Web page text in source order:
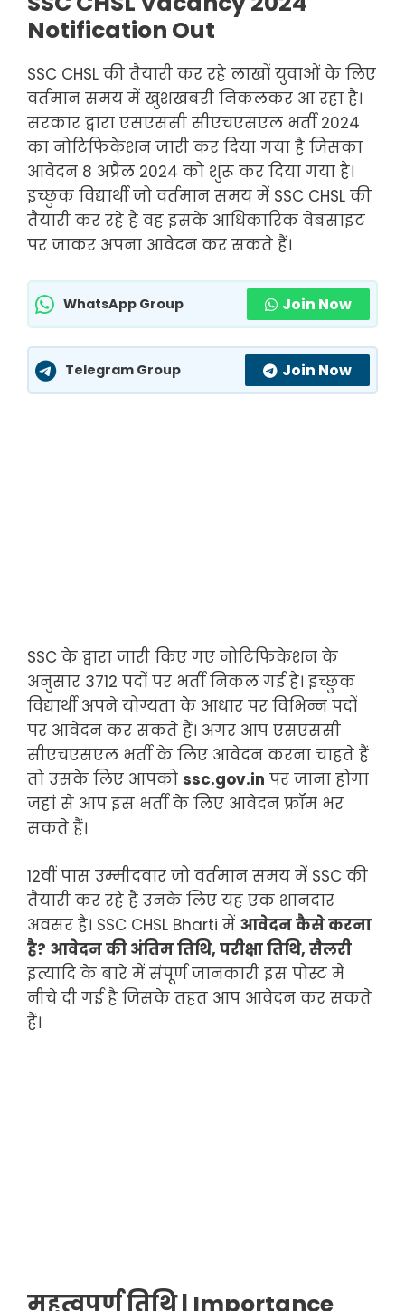
Notification Out
SSC CHSL की तैयारी कर रहे लाखों युवाओं के लिए
वर्तमान समय में खुशखबरी निकलकर आ रहा है।
सरकार द्वारा एसएससी सीएचएसएल भर्ती 2024
का नोटिफिकेशन जारी कर दिया गया है जिसका
आवेदन 8 अप्रैल 2024 को शुरू कर दिया गया है।
इच्छुक विद्यार्थी जो वर्तमान समय में SSC CHSL की
तैयारी कर रहे हैं वह इसके आधिकारिक वेबसाइट
पर जाकर अपना आवेदन कर सकते हैं।
WhatsApp Group Join Now
Telegram Group Join Now
SSC के द्वारा जारी किए गए नोटिफिकेशन के
अनुसार 3712 पदों पर भर्ती निकल गई है। इच्छुक
विद्यार्थी अपने योग्यता के आधार पर विभिन्न पदों
पर आवेदन कर सकते हैं। अगर आप एसएससी
सीएचएसएल भर्ती के लिए आवेदन करना चाहते हैं
तो उसके लिए आपको ssc.gov.in पर जाना होगा
जहां से आप इस भर्ती के लिए आवेदन फ्रॉम भर
सकते हैं।
12वीं पास उम्मीदवार जो वर्तमान समय में SSC की
तैयारी कर रहे हैं उनके लिए यह एक शानदार
अवसर है। SSC CHSL Bharti में आवेदन कैसे करना
है? आवेदन की अंतिम तिथि, परीक्षा तिथि, सैलरी
इत्यादि के बारे में संपूर्ण जानकारी इस पोस्ट में
नीचे दी गई है जिसके तहत आप आवेदन कर सकते
हैं।
महत्वपूर्ण तिथि | Importance